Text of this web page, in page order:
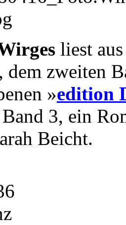
liest
dem zweiten
»edition
3, ein
Beicht.